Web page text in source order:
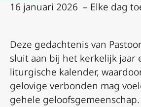
16 januari 2026 – Elke dag
Deze gedachtenis van
sluit aan bij het kerkelijk jaar
liturgische kalender,
gelovige verbonden mag
gehele geloofsgemeenschap.